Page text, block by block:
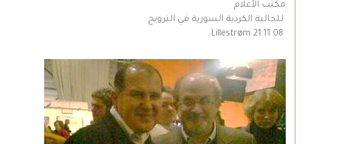
مكتب الأعلام
للجالية الكردية السورية في النرويج